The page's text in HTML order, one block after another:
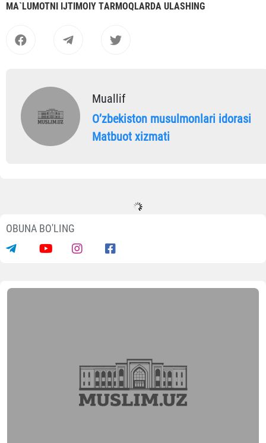
MА`LUMOTNI IJTIMOIY TАRMOQLАRDА ULАSHING
Muallif
Oʼzbekiston musulmonlari idorasi
Matbuot xizmati
OBUNA BO'LING